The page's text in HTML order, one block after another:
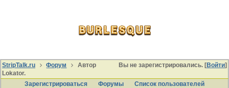
Вы не зарегистрировались. [Войти]
StripTalk.ru Форум
Автор
Lokator.
Зарегистрироваться
Форумы
Список пользователей